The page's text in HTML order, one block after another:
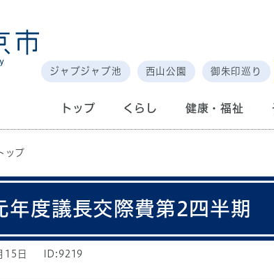
ジャブジャブ池 西山公園 御朱印巡り
トップ くらし 健康・福祉
ップ
年度議長交際費第2四半期
15日 ID:9219